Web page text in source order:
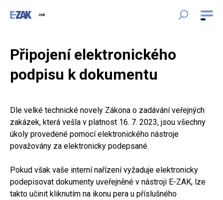
Připojení elektronického
podpisu k dokumentu
Dle velké technické novely Zákona o zadávání veřejných
zakázek, která vešla v platnost 16. 7. 2023, jsou všechny
úkoly provedené pomocí elektronického nástroje
považovány za elektronicky podepsané.
Pokud však vaše interní nařízení vyžaduje elektronicky
podepisovat dokumenty uveřejněné v nástroji E-ZAK, lze
takto učinit kliknutím na ikonu pera u příslušného